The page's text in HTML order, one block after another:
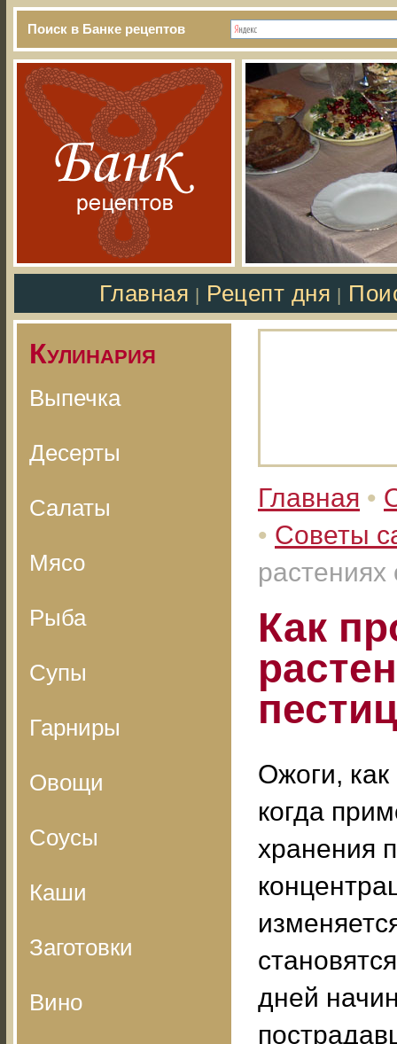
Поиск в Банке рецептов
Главная Рецепт дня
Кулинария
Выпечка
Десерты
Салаты
Мясо
Рыба
Супы
Гарниры
Овощи
Соусы
Каши
Заготовки
Вино
Главная •
• Советы
Как
Ожоги,
когда
хранения
дней